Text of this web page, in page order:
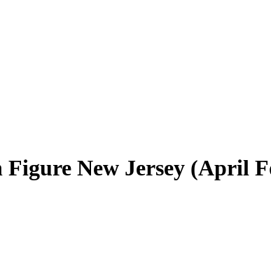
New Jersey (April